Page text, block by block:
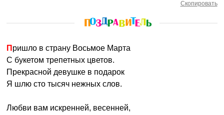
Скопировать
Пришло в страну Восьмое Марта
С букетом трепетных цветов.
Прекрасной девушке в подарок
Я шлю сто тысяч нежных слов.
Любви вам искренней, весенней,